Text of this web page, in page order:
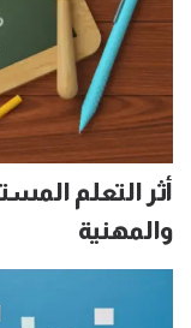
أثر التعلم
والمهنية